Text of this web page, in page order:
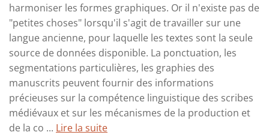
harmoniser les formes graphiques. Or il n'existe pas de
"petites choses" lorsqu'il s'agit de travailler sur une
langue ancienne, pour laquelle les textes sont la seule
source de données disponible. La ponctuation, les
segmentations particulières, les graphies des
manuscrits peuvent fournir des informations
précieuses sur la compétence linguistique des scribes
médiévaux et sur les mécanismes de la production et
de la co ... Lire la suite